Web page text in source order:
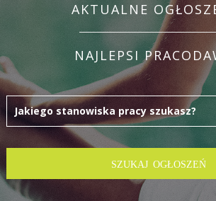
AKTUALNE
NAJLEPSI